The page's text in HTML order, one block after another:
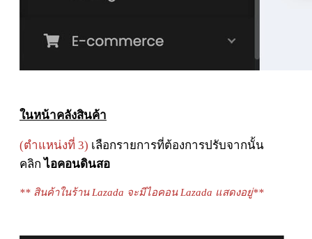
ในหน้าคลังสินค้า
(ตำแหน่งที่ 3) เลือกรายการที่ต้องการปรับจากนั้น
คลิก ไอคอนดินสอ
** สินค้าในร้าน Lazada จะมีไอคอน Lazada แสดงอยู่**